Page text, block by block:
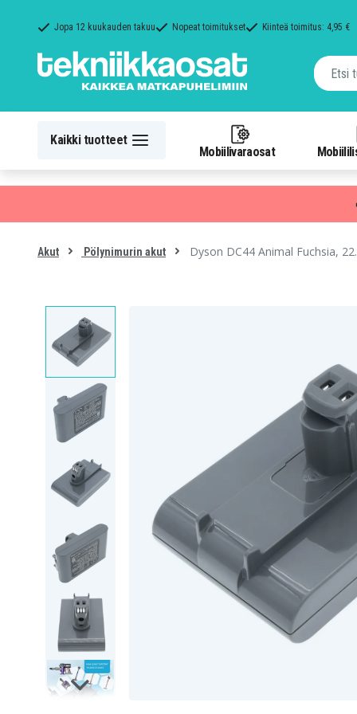
Jopa 12 kuukauden takuu Nopeat toimitukset Kiinteä toimitus: 4,95 €
Kaikki tuotteet
Mobiilivaraosat
Akut Pölynimurin akut Dyson DC44 Animal Fuchsia,